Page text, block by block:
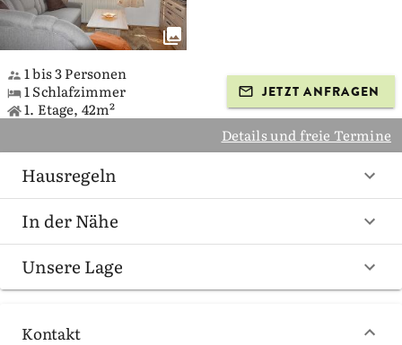
1 bis 3 Personen
1 Schlafzimmer
1. Etage, 42m²
JETZT ANFRAGEN
Details und freie Termine
Hausregeln
In der Nähe
Unsere Lage
Kontakt